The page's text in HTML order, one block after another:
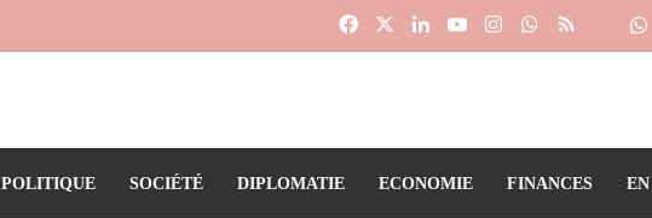
FacebookLinkedinYouTubeInstagramWhatsApp
RSS
POLITIQUE SOCIÉTÉ DIPLOMATIE ECONOMIE FINANCES